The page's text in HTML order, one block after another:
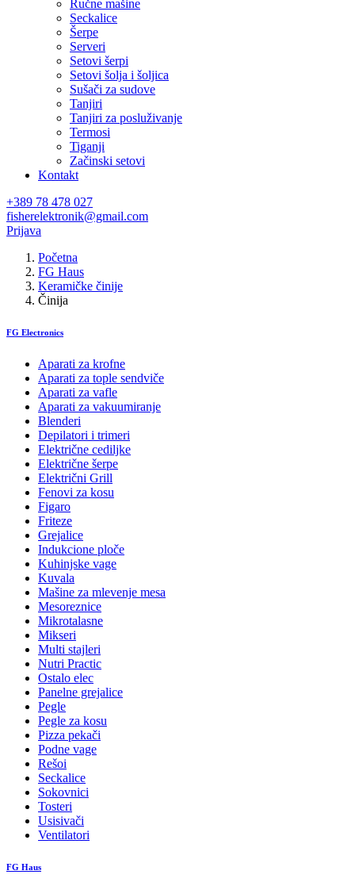
Ručne mašine
Seckalice
Šerpe
Serveri
Setovi šerpi
Setovi šolja i šoljica
Sušači za sudove
Tanjiri
Tanjiri za posluživanje
Termosi
Tiganji
Začinski setovi
Kontakt
+389 78 478 027
fisherelektronik@gmail.com
Prijava
Početna
FG Haus
Keramičke činije
Činija
FG Electronics
Aparati za krofne
Aparati za tople sendviče
Aparati za vafle
Aparati za vakuumiranje
Blenderi
Depilatori i trimeri
Električne cediljke
Električne šerpe
Električni Grill
Fenovi za kosu
Figaro
Friteze
Grejalice
Indukcione ploče
Kuhinjske vage
Kuvala
Mašine za mlevenje mesa
Mesoreznice
Mikrotalasne
Mikseri
Multi stajleri
Nutri Practic
Ostalo elec
Panelne grejalice
Pegle
Pegle za kosu
Pizza pekači
Podne vage
Rešoi
Seckalice
Sokovnici
Tosteri
Usisivači
Ventilatori
FG Haus